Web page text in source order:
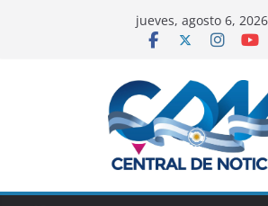
jueves, agosto 6, 2026